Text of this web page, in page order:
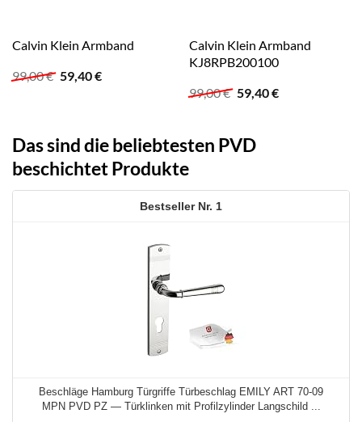
Calvin Klein Armband
99,00€ Ursprünglicher
Preis
59,40€Aktueller
Calvin Klein Armband
KJ8RPB200100
99,00€ Ursprünglicher
Preis
59,40€Aktueller
Das sind die beliebtesten PVD
beschichtet Produkte
1
Beschläge Hamburg Türgriffe Türbeschlag EMILY ART 70-09
MPN PVD PZ — Türklinken mit Profilzylinder Langschild ...